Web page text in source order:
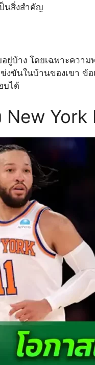
นสิ่งสำคัญ
ยู่บ้าง โดยเฉพาะควา
งขันในบ้านของเขา ข้
บได้